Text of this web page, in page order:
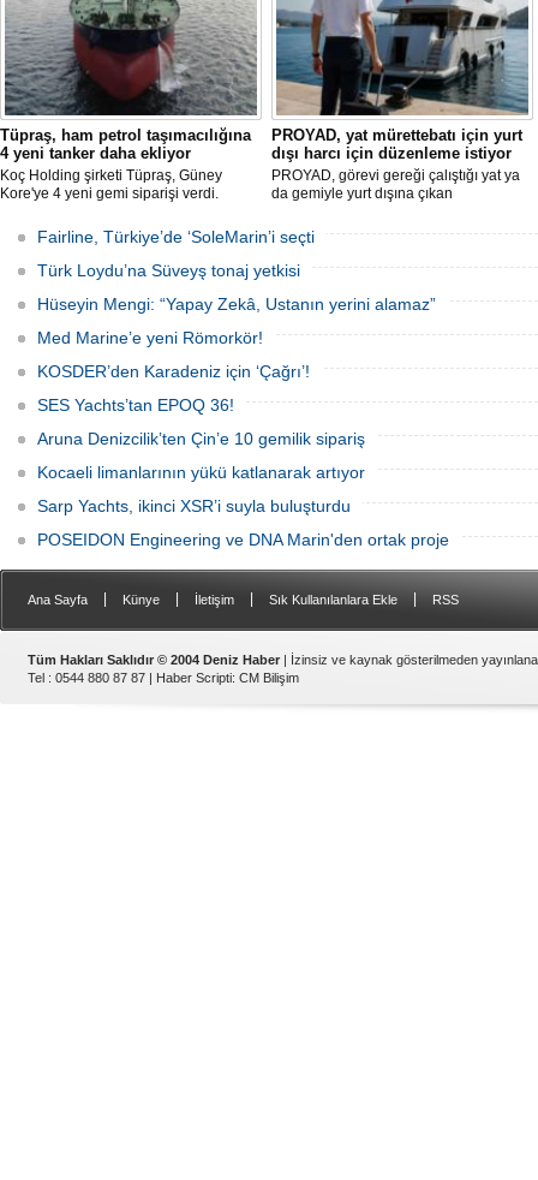
Tüpraş, ham petrol taşımacılığına
4 yeni tanker daha ekliyor
Koç Holding şirketi Tüpraş, Güney
Kore'ye 4 yeni gemi siparişi verdi.
aşan, her biri yaklaşık 157.000 DWT
taşıma kapasitesine sahip tankerlerin
2029 yılı içerisinde teslim alınması
PROYAD, yat mürettebatı için yurt
dışı harcı için düzenleme istiyor
PROYAD, görevi gereği çalıştığı yat ya
da gemiyle yurt dışına çıkan
harcından muaf tutulması için yasal
düzenleme yapılmasını talep etti.
Fairline, Türkiye’de ‘SoleMarin’i seçti
Türk Loydu’na Süveyş tonaj yetkisi
Hüseyin Mengi: “Yapay Zekâ, Ustanın yerini alamaz”
Med Marine’e yeni Römorkör!
KOSDER’den Karadeniz için ‘Çağrı’!
SES Yachts’tan EPOQ 36!
Aruna Denizcilik’ten Çin’e 10 gemilik sipariş
Kocaeli limanlarının yükü katlanarak artıyor
Sarp Yachts, ikinci XSR’i suyla buluşturdu
POSEIDON Engineering ve DNA Marin'den ortak proje
Ana Sayfa Künye İletişim Sık Kullanılanlara Ekle RSS
Tüm Hakları Saklıdır © 2004 Deniz Haber | İzinsiz ve kaynak gösterilmeden
Tel : 0544 880 87 87 | Haber Scripti: CM Bilişim